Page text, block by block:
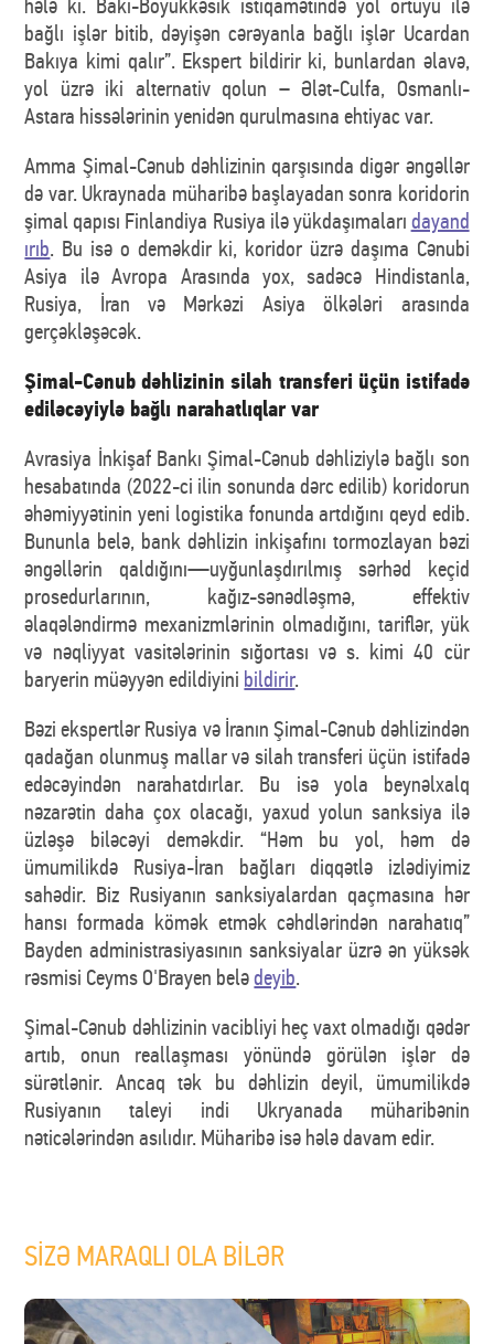
hələ ki. Bakı-Böyükkəsik istiqamətində yol örtüyü ilə
bağlı işlər bitib, dəyişən cərəyanla bağlı işlər Ucardan
Bakıya kimi qalır”. Ekspert bildirir ki, bunlardan əlavə,
yol üzrə iki alternativ qolun – Ələt-Culfa, Osmanlı-
Astara hissələrinin yenidən qurulmasına ehtiyac var.
Amma Şimal-Cənub dəhlizinin qarşısında digər əngəllər
də var. Ukraynada müharibə başlayadan sonra koridorin
şimal qapısı Finlandiya Rusiya ilə yükdaşımaları dayand
ırıb. Bu isə o deməkdir ki, koridor üzrə daşıma Cənubi
Asiya ilə Avropa Arasında yox, sadəcə Hindistanla,
Rusiya, İran və Mərkəzi Asiya ölkələri arasında
gerçəkləşəcək.
Şimal-Cənub dəhlizinin silah transferi üçün istifadə
ediləcəyiylə bağlı narahatlıqlar var
Avrasiya İnkişaf Bankı Şimal-Cənub dəhliziylə bağlı son
hesabatında (2022-ci ilin sonunda dərc edilib) koridorun
əhəmiyyətinin yeni logistika fonunda artdığını qeyd edib.
Bununla belə, bank dəhlizin inkişafını tormozlayan bəzi
əngəllərin qaldığını—uyğunlaşdırılmış sərhəd keçid
prosedurlarının, kağız-sənədləşmə, effektiv
əlaqələndirmə mexanizmlərinin olmadığını, tariflər, yük
və nəqliyyat vasitələrinin sığortası və s. kimi 40 cür
baryerin müəyyən edildiyini bildirir.
Bəzi ekspertlər Rusiya və İranın Şimal-Cənub dəhlizindən
qadağan olunmuş mallar və silah transferi üçün istifadə
edəcəyindən narahatdırlar. Bu isə yola beynəlxalq
nəzarətin daha çox olacağı, yaxud yolun sanksiya ilə
üzləşə biləcəyi deməkdir. “Həm bu yol, həm də
ümumilikdə Rusiya-İran bağları diqqətlə izlədiyimiz
sahədir. Biz Rusiyanın sanksiyalardan qaçmasına hər
hansı formada kömək etmək cəhdlərindən narahatıq”
Bayden administrasiyasının sanksiyalar üzrə ən yüksək
rəsmisi Ceyms O'Brayen belədeyib.
Şimal-Cənub dəhlizinin vacibliyi heç vaxt olmadığı qədər
artıb, onun reallaşması yönündə görülən işlər də
sürətlənir. Ancaq tək bu dəhlizin deyil, ümumilikdə
Rusiyanın taleyi indi Ukryanada müharibənin
nəticələrindən asılıdır. Müharibə isə hələ davam edir.
SİZƏ MARAQLI OLA BİLƏR